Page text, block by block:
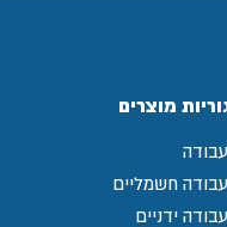
מוצרים
חשמליים
ידניים